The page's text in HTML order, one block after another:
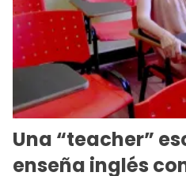
Una “teacher”
enseña inglés